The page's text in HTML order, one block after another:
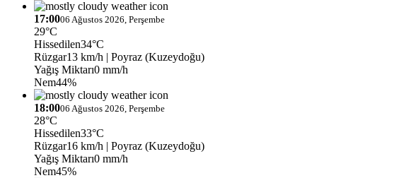
17:0006 Ağustos 2026, Perşembe
29°C
Hissedilen34°C
Rüzgar13 km/h | Poyraz (Kuzeydoğu)
Yağış Miktarı0 mm/h
Nem44%
18:0006 Ağustos 2026, Perşembe
28°C
Hissedilen33°C
Rüzgar16 km/h | Poyraz (Kuzeydoğu)
Yağış Miktarı0 mm/h
Nem45%